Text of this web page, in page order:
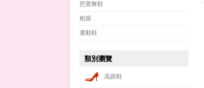
芭蕾舞鞋
粗跟
運動鞋
類別瀏覽
高跟鞋